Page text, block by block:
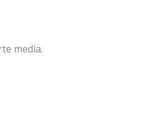
media.